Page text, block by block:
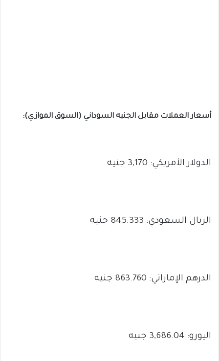
أسعار العملات مقابل الجنيه السوداني (السوق الموازي):
الدولار الأمريكي: 3,170 جنيه
الريال السعودي: 845.333 جنيه
الدرهم الإماراتي: 863.760 جنيه
اليورو: 3,686.04 جنيه